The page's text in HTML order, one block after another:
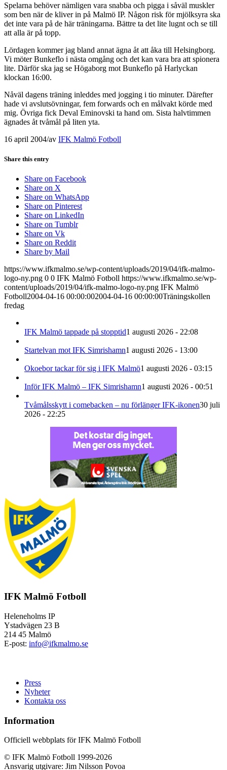
Spelarna behöver nämligen vara snabba och pigga i såväl muskler
som ben när de kliver in på Malmö IP. Någon risk för mjölksyra ska
det inte vara på de här träningarna. Bättre ta det lite lugnt och se till
att alla är på topp.
Lördagen kommer jag bland annat ägna åt att åka till Helsingborg.
Vi möter Bunkeflo i nästa omgång och det kan vara bra att spionera
lite. Därför ska jag se Högaborg mot Bunkeflo på Harlyckan
klockan 16:00.
Nåväl dagens träning inleddes med jogging i tio minuter. Därefter
hade vi avslutsövningar, fem forwards och en målvakt körde med
mig. Övriga fick Deval Eminovski ta hand om. Sista halvtimmen
ägnades åt tvåmål på liten yta.
16 april 2004/av IFK Malmö Fotboll
Share this entry
Share on Facebook
Share on X
Share on WhatsApp
Share on Pinterest
Share on LinkedIn
Share on Tumblr
Share on Vk
Share on Reddit
Share by Mail
https://www.ifkmalmo.se/wp-content/uploads/2019/04/ifk-malmo-
logo-ny.png 0 0 IFK Malmö Fotboll https://www.ifkmalmo.se/wp-
content/uploads/2019/04/ifk-malmo-logo-ny.png IFK Malmö
Fotboll2004-04-16 00:00:002004-04-16 00:00:00Träningskollen
fredag
IFK Malmö tappade på stopptid1 augusti 2026 - 22:08
Startelvan mot IFK Simrishamn1 augusti 2026 - 13:00
Okoebor tackar för sig i IFK Malmö1 augusti 2026 - 03:15
Inför IFK Malmö – IFK Simrishamn1 augusti 2026 - 00:51
Tvåmålsskytt i comebacken – nu förlänger IFK-ikonen30 juli
2026 - 22:25
IFK Malmö Fotboll
Heleneholms IP
Ystadvägen 23 B
214 45 Malmö
E-post: info@ifkmalmo.se
Press
Nyheter
Kontakta oss
Information
Officiell webbplats för IFK Malmö Fotboll
© IFK Malmö Fotboll 1999-2026
Ansvarig utgivare: Jim Nilsson Povoa